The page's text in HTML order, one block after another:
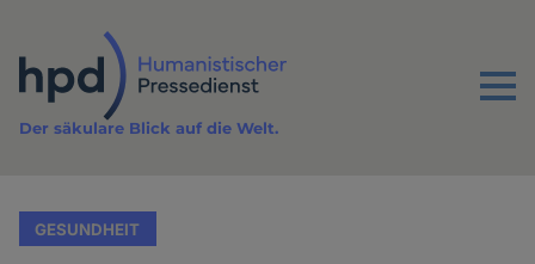
Inhalt
Menu
Der säkulare Blick auf die Welt.
GESUNDHEIT